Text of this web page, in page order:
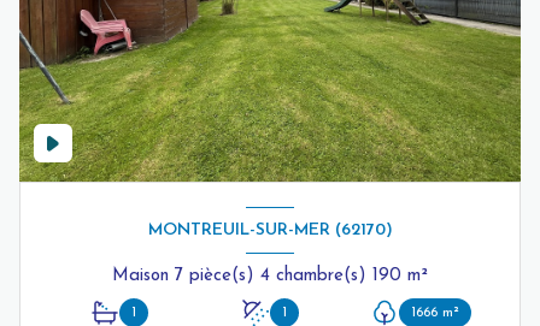
MONTREUIL-SUR-MER (62170)
Maison 7 pièce(s) 4 chambre(s) 190 m²
1 1 1666 m²